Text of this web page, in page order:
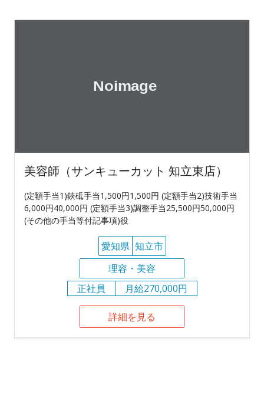
美容師（サンキューカット 知立東店）
(定額手当1)鋏砥手当1,500円1,500円 (定額手当2)技術手当
6,000円40,000円 (定額手当3)調整手当25,500円50,000円
(その他の手当等付記事項)役
愛知県 知立市
理容・美容
正社員
月給270,000円
詳細を見る